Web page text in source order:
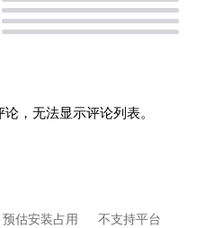
cloud.laz
restic)（一
完全不需要
心优
，只备份改
，无法显示评论列表。
预估安装占用 不支持平台